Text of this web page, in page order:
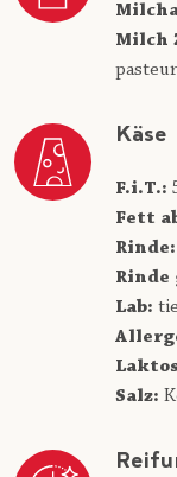
Milch
Käse
F.i.T.:
Fett
Rinde:
Rinde
Lab:
Salz: